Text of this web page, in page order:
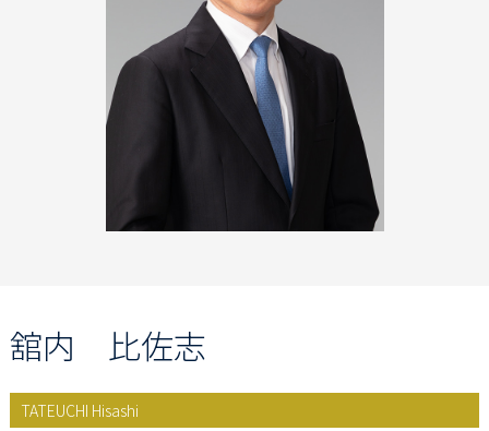
舘内 比佐志
TATEUCHI Hisashi